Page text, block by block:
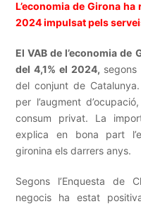
L’economia de Girona
2024 impulsat pels
El VAB de l’economia
del 4,1% el 2024, segons
del conjunt de
per l’augment
consum privat. La
explica en bona part
gironina els darrers anys.
Segons l’Enquesta de
negocis ha estat